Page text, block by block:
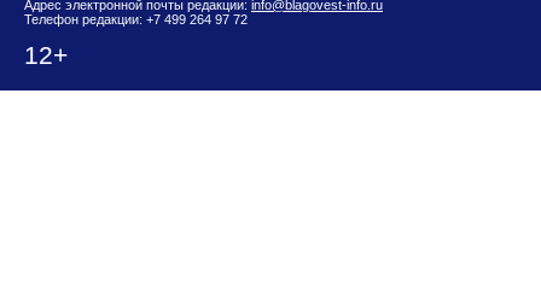
Адрес электронной почты редакции: info@blagovest-info.ru
Телефон редакции: +7 499 264 97 72
12+